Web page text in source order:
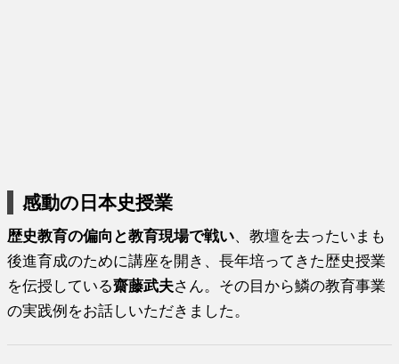
感動の日本史授業
歴史教育の偏向と教育現場で戦い、教壇を去ったいまも
後進育成のために講座を開き、長年培ってきた歴史授業
を伝授している齋藤武夫さん。その目から鱗の教育事業
の実践例をお話しいただきました。